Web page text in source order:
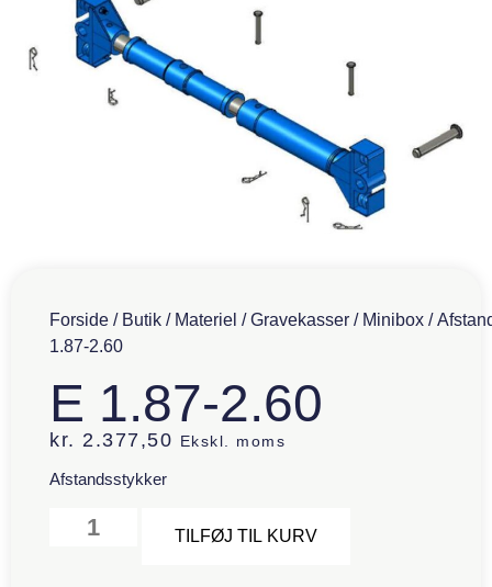
Forside / Butik / Materiel /Gravekasser / Minibox /
1.87-2.60
E 1.87-2.60
kr. 2.377,50 Ekskl. moms
Afstandsstykker
TILFØJ TIL KURV